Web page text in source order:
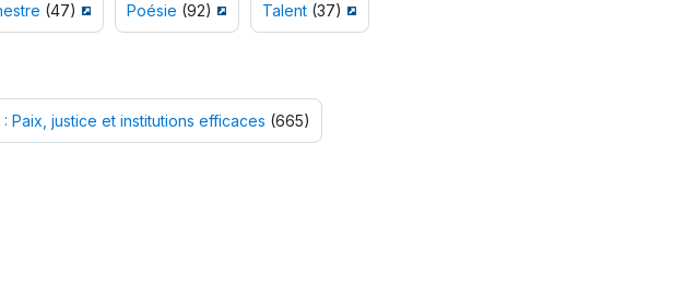
(47) Poésie (92) Talent(37)
: Paix, justice et institutions efficaces (665)